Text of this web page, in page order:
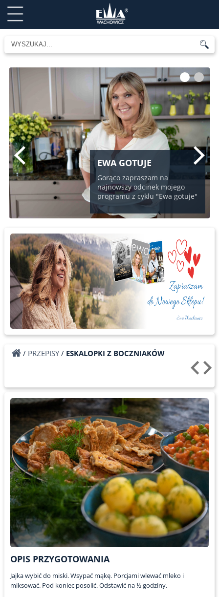
EWA GOTUJE
Gorąco zapraszam na
najnowszy odcinek mojego
programu z cyklu "Ewa gotuje"
1 2
/ PRZEPISY/ ESKALOPKI Z BOCZNIAKÓW
OPIS PRZYGOTOWANIA
Jajka wybić do miski. Wsypać mąkę. Porcjami wlewać mleko i
miksować. Pod koniec posolić. Odstawić na ½ godziny.